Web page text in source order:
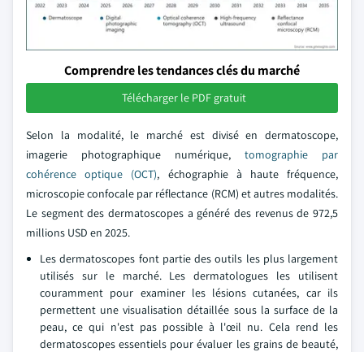
Comprendre les tendances clés du marché
Télécharger le PDF gratuit
Selon la modalité, le marché est divisé en dermatoscope,
imagerie photographique numérique, tomographie par
cohérence optique (OCT), échographie à haute fréquence,
microscopie confocale par réflectance (RCM) et autres modalités.
Le segment des dermatoscopes a généré des revenus de 972,5
millions USD en 2025.
Les dermatoscopes font partie des outils les plus largement
utilisés sur le marché. Les dermatologues les utilisent
couramment pour examiner les lésions cutanées, car ils
permettent une visualisation détaillée sous la surface de la
peau, ce qui n'est pas possible à l'œil nu. Cela rend les
dermatoscopes essentiels pour évaluer les grains de beauté,